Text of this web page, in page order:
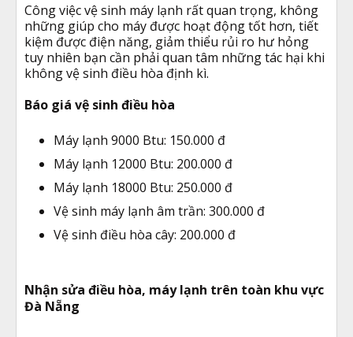
Công việc vệ sinh máy lạnh rất quan trọng, không
những giúp cho máy được hoạt động tốt hơn, tiết
kiệm được điện năng, giảm thiểu rủi ro hư hỏng
tuy nhiên bạn cần phải quan tâm những tác hại khi
không vệ sinh điều hòa định kì.
Báo giá vệ sinh điều hòa
Máy lạnh 9000 Btu: 150.000 đ
Máy lạnh 12000 Btu: 200.000 đ
Máy lạnh 18000 Btu: 250.000 đ
Vệ sinh máy lạnh âm trần: 300.000 đ
Vệ sinh điều hòa cây: 200.000 đ
Nhận sửa điều hòa, máy lạnh trên toàn khu vực
Đà Nẵng